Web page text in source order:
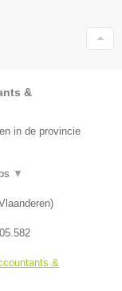
&
in de provincie
▼
)
&